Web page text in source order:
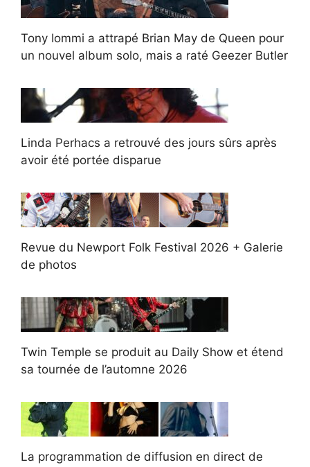
Tony Iommi a attrapé Brian May de Queen pour
un nouvel album solo, mais a raté Geezer Butler
Linda Perhacs a retrouvé des jours sûrs après
avoir été portée disparue
Revue du Newport Folk Festival 2026 + Galerie
de photos
Twin Temple se produit au Daily Show et étend
sa tournée de l’automne 2026
La programmation de diffusion en direct de